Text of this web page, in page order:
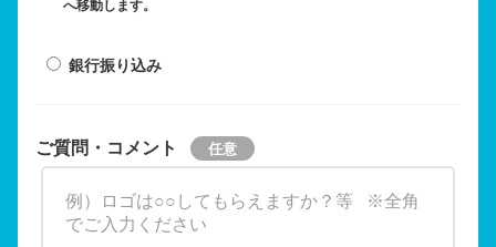
へ移動します。
銀行振り込み
ご質問・コメント